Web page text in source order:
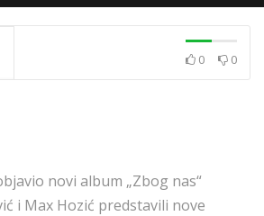
0 0
novi album „Zbog nas“
i Max Hozić predstavili nove